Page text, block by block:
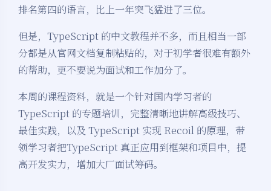
排名第四的语言，比上一年突飞猛进了三位。
但是，TypeScript 的中文教程并不多，而且相当一部
分都是从官网文档复制粘贴的，对于初学者很难有额外
的帮助，更不要说为面试和工作加分了。
本周的课程资料，就是一个针对国内学习者的
TypeScript 的专题培训，完整清晰地讲解高级技巧、
最佳实践，以及 TypeScript 实现 Recoil 的原理，带
领学习者把TypeScript 真正应用到框架和项目中，提
高开发实力，增加大厂面试筹码。